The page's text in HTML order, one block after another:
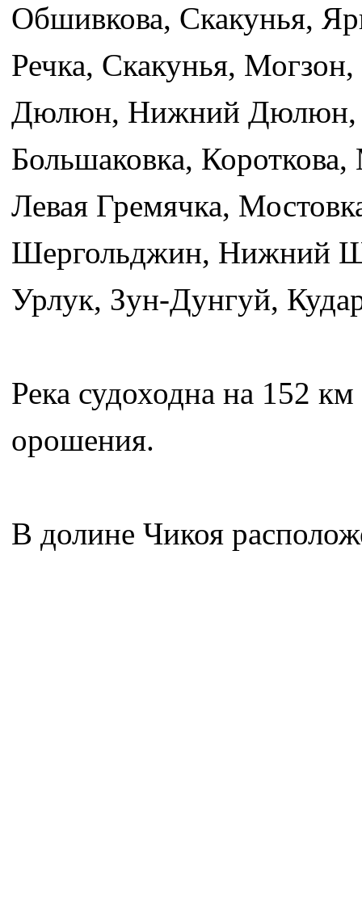
Обшивкова, Скакунья,
Речка, Скакунья,
Дюлюн, Нижний Дюлюн,
Большаковка,
Левая Гремячка,
Шергольджин, Нижний
Урлук, Зун-Дунгуй,
Река судоходна на 152
орошения.
В долине Чикоя